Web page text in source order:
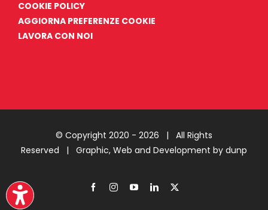
COOKIE POLICY
AGGIORNA PREFERENZE COOKIE
LAVORA CON NOI
© Copyright 2020 - 2026 | All Rights
Reserved | Graphic, Web and Development by dunp
FacebookInstagramYouTubeLinkedIn